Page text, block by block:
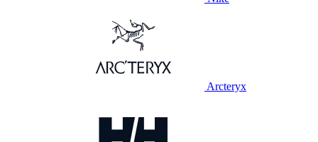
Arcteryx